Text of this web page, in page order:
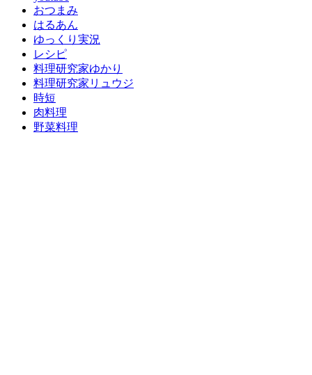
おつまみ
はるあん
ゆっくり実況
レシピ
料理研究家ゆかり
料理研究家リュウジ
時短
肉料理
野菜料理